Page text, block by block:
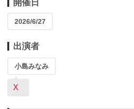
開催日
2026/6/27
出演者
小島みなみ
X